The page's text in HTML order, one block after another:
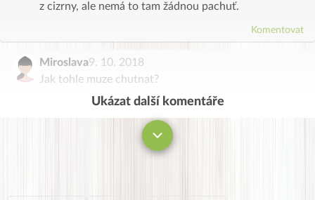
z cizrny, ale nemá to tam žádnou pachuť.
Komentovat
Miroslava9. 10. 2018
Jak tohle muze chutnat?
Ukázat další komentáře